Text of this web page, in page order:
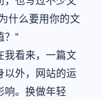
什么要用你的文
？”
我看来，一篇文
以外，网站的运
响。换做年轻